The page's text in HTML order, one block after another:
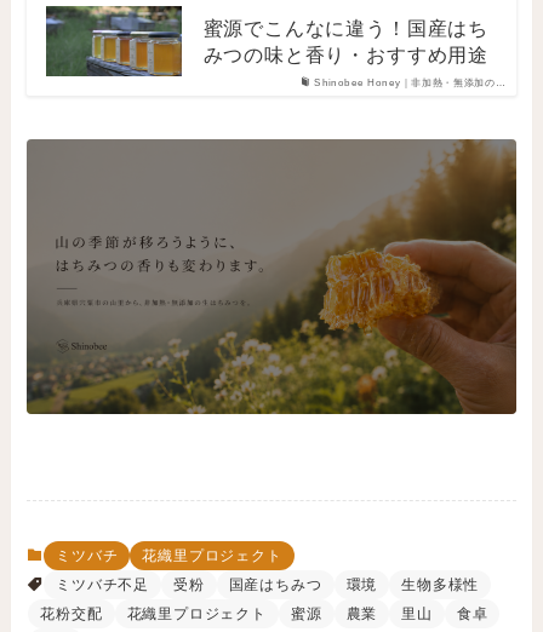
Shinobee Honey｜非加熱・無添加の…
蜜源でこんなに違う！国産はち
みつの味と香り・おすすめ用途
ミツバチ
花織里プロジェクト
ミツバチ不足
受粉 国産はちみつ 環境
生物多様性
花粉交配
花織里プロジェクト 蜜源 農業 里山
食卓